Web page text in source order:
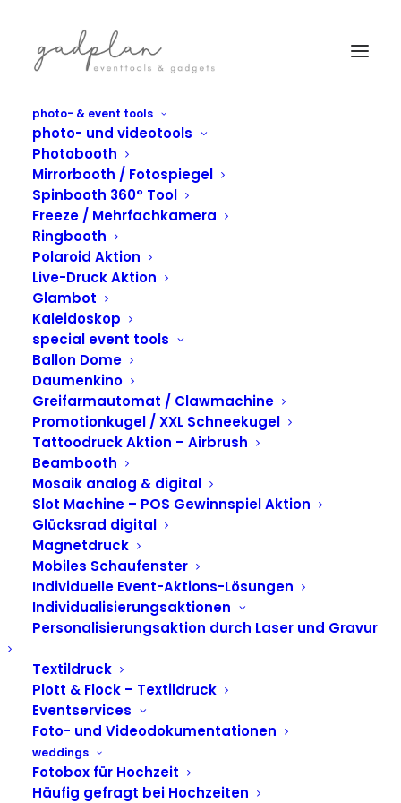
photo- & event tools
photo- und videotools
Photobooth
Mirrorbooth / Fotospiegel
Spinbooth 360° Tool
Freeze / Mehrfachkamera
Ringbooth
Polaroid Aktion
Live-Druck Aktion
Glambot
Kaleidoskop
special event tools
Ballon Dome
Daumenkino
Greifarmautomat / Clawmachine
Promotionkugel / XXL Schneekugel
Tattoodruck Aktion – Airbrush
Beambooth
Mosaik analog & digital
Slot Machine – POS Gewinnspiel Aktion
Glücksrad digital
Magnetdruck
Mobiles Schaufenster
Individuelle Event-Aktions-Lösungen
Individualisierungsaktionen
Personalisierungsaktion durch Laser und Gravur
Textildruck
Plott & Flock – Textildruck
Eventservices
Foto- und Videodokumentationen
weddings
Fotobox für Hochzeit
Häufig gefragt bei Hochzeiten
ONLY Daumenkino
Aktion in Hamburg